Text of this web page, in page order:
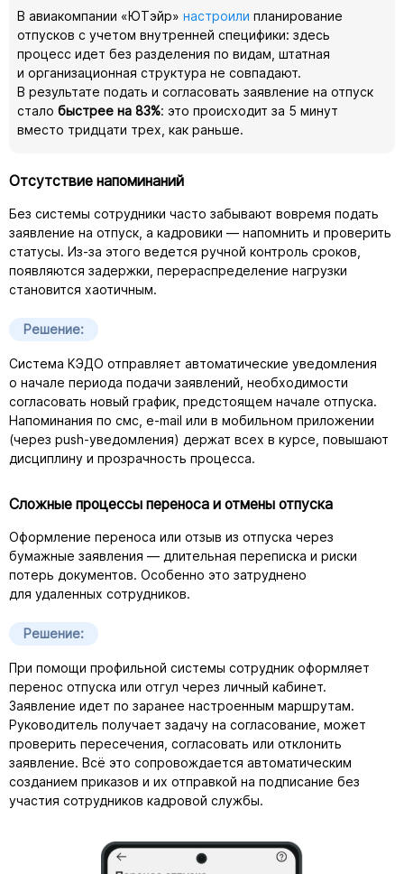
В авиакомпании «ЮТэйр» настроили планирование
отпусков с учетом внутренней специфики: здесь
процесс идет без разделения по видам, штатная
и организационная структура не совпадают.
В результате подать и согласовать заявление на отпуск
стало быстрее на 83%: это происходит за 5 минут
вместо тридцати трех, как раньше.
Отсутствие напоминаний
Без системы сотрудники часто забывают вовремя подать
заявление на отпуск, а кадровики — напомнить и проверить
статусы. Из-за этого ведется ручной контроль сроков,
появляются задержки, перераспределение нагрузки
становится хаотичным.
Решение:
Система КЭДО отправляет автоматические уведомления
о начале периода подачи заявлений, необходимости
согласовать новый график, предстоящем начале отпуска.
Напоминания по смс, e-mail или в мобильном приложении
(через push-уведомления) держат всех в курсе, повышают
дисциплину и прозрачность процесса.
Сложные процессы переноса и отмены отпуска
Оформление переноса или отзыв из отпуска через
бумажные заявления — длительная переписка и риски
потерь документов. Особенно это затруднено
для удаленных сотрудников.
Решение:
При помощи профильной системы сотрудник оформляет
перенос отпуска или отгул через личный кабинет.
Заявление идет по заранее настроенным маршрутам.
Руководитель получает задачу на согласование, может
проверить пересечения, согласовать или отклонить
заявление. Всё это сопровождается автоматическим
созданием приказов и их отправкой на подписание без
участия сотрудников кадровой службы.